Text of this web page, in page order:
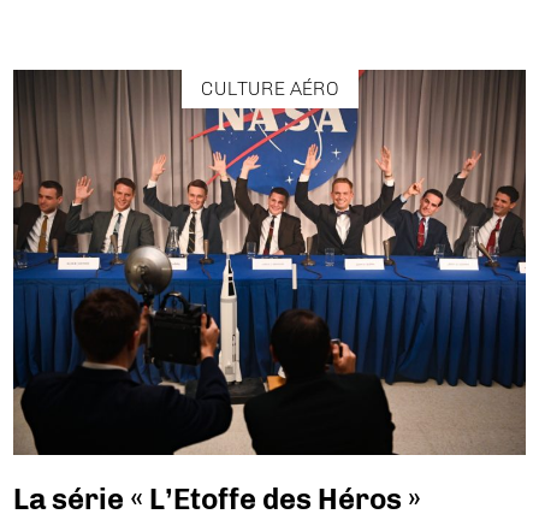
CULTURE AÉRO
La série « L’Etoffe des Héros »